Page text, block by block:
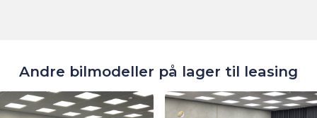
Andre bilmodeller på lager til leasing